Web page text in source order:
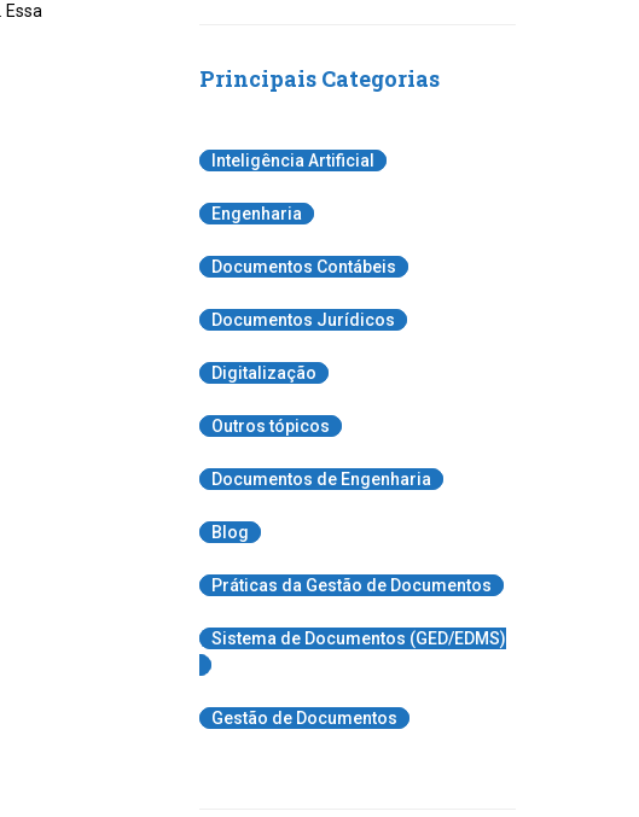
Essa
Principais Categorias
Inteligência Artificial
Engenharia
Documentos Contábeis
Documentos Jurídicos
Digitalização
Outros tópicos
Documentos de Engenharia
Blog
Práticas da Gestão de Documentos
Sistema de Documentos (GED/EDMS)
Gestão de Documentos